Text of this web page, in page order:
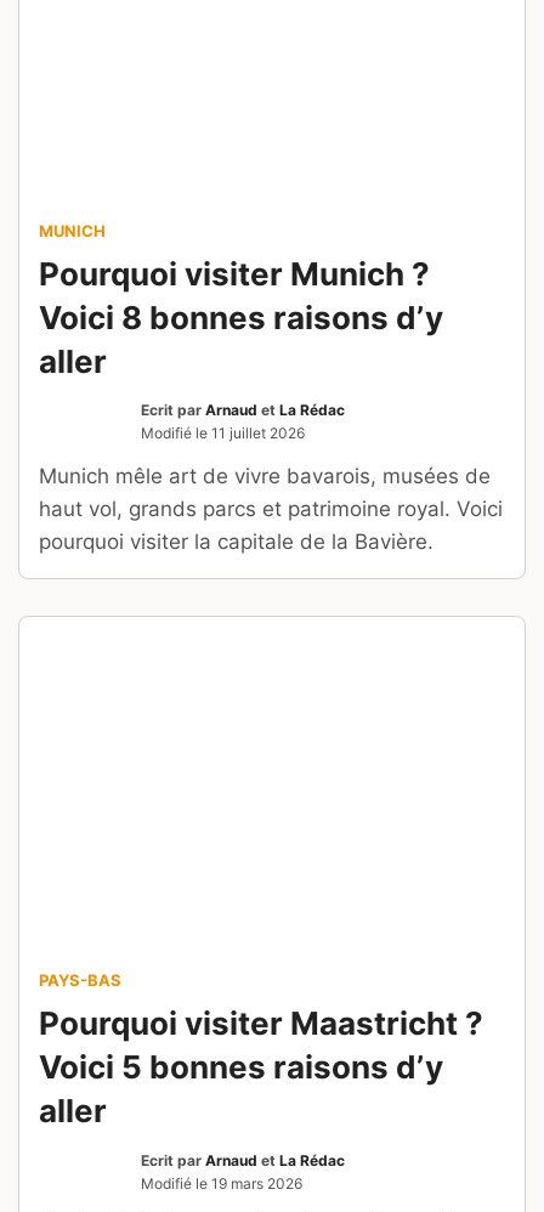
MUNICH
Pourquoi visiter Munich ?
Voici 8 bonnes raisons d’y
aller
Ecrit par Arnaud et La Rédac
Modifié le 11 juillet 2026
Munich mêle art de vivre bavarois, musées de
haut vol, grands parcs et patrimoine royal. Voici
pourquoi visiter la capitale de la Bavière.
PAYS-BAS
Pourquoi visiter Maastricht ?
Voici 5 bonnes raisons d’y
aller
Ecrit par Arnaud et La Rédac
Modifié le 19 mars 2026